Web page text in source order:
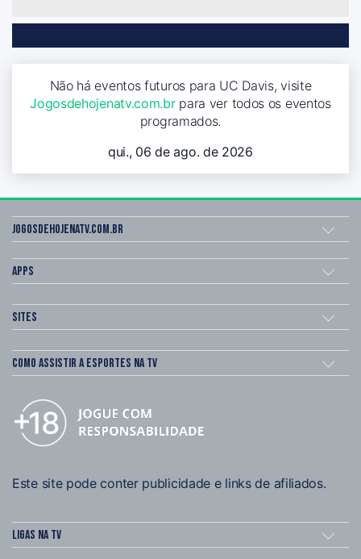
Não há eventos futuros para UC Davis, visite
Jogosdehojenatv.com.brpara ver todos os eventos
programados.
qui., 06 de ago. de 2026
Jogosdehojenatv.com.br
Apps
Sites
Como assistir a esportes na TV
Este site pode conter publicidade e links de afiliados.
Ligas na TV